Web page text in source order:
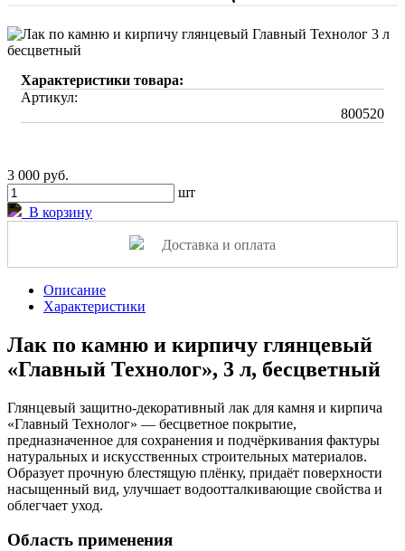
Характеристики товара:
Артикул:
800520
3 000 руб.
шт
В корзину
Доставка и оплата
Описание
Характеристики
Лак по камню и кирпичу глянцевый
«Главный Технолог», 3 л, бесцветный
Глянцевый защитно-декоративный лак для камня и кирпича
«Главный Технолог» — бесцветное покрытие,
предназначенное для сохранения и подчёркивания фактуры
натуральных и искусственных строительных материалов.
Образует прочную блестящую плёнку, придаёт поверхности
насыщенный вид, улучшает водоотталкивающие свойства и
облегчает уход.
Область применения